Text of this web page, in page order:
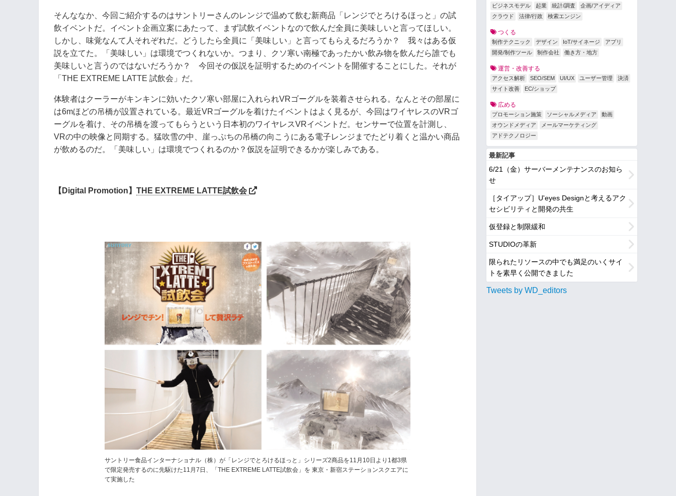
そんななか、今回ご紹介するのはサントリーさんのレンジで温めて飲む新商品「レンジでとろけるほっと」の試
飲イベントだ。イベント企画立案にあたって、まず試飲イベントなので飲んだ全員に美味しいと言ってほしい。
しかし、味覚なんて人それぞれだ。どうしたら全員に「美味しい」と言ってもらえるだろうか？ 我々はある仮
説を立てた。「美味しい」は環境でつくれないか。つまり、クソ寒い南極であったかい飲み物を飲んだら誰でも
美味しいと言うのではないだろうか？ 今回その仮説を証明するためのイベントを開催することにした。それが
「THE EXTREME LATTE 試飲会」だ。
体験者はクーラーがキンキンに効いたクソ寒い部屋に入れられVRゴーグルを装着させられる。なんとその部屋に
は6mほどの吊橋が設置されている。最近VRゴーグルを着けたイベントはよく見るが、今回はワイヤレスのVRゴ
ーグルを着け、その吊橋を渡ってもらうという日本初のワイヤレスVRイベントだ。センサーで位置を計測し、
VRの中の映像と同期する。猛吹雪の中、崖っぷちの吊橋の向こうにある電子レンジまでたどり着くと温かい商品
が飲めるのだ。「美味しい」は環境でつくれるのか？仮説を証明できるかが楽しみである。
【Digital Promotion】 THE EXTREME LATTE試飲会
サントリー食品インターナショナル（株）が「レンジでとろけるほっと」シリーズ2商品を11月10日より1都3県
で限定発売するのに先駆けた11月7日、「THE EXTREME LATTE試飲会」を 東京・新宿ステーションスクエアに
て実施した
ビジネスモデル 起業 統計/調査
企画/アイディア
クラウド
法律/行政 検索エンジン
つくる
制作テクニック デザイン IoT/サイネージ
アプリ
開発/制作ツール
制作会社 働き方・地方
運営・改善する
アクセス解析 SEO/SEM UI/UX ユーザー管理
決済
サイト改善
EC/ショップ
広める
プロモーション施策 ソーシャルメディア
動画
オウンドメディア
メールマーケティング
アドテクノロジー
最新記事
6/21（金）サーバーメンテナンスのお知ら
せ
［タイアップ］U'eyes Designと考えるアク
セシビリティと開発の共生
仮登録と制限緩和
STUDIOの革新
限られたリソースの中でも満足のいくサイ
トを素早く公開できました
Tweets by WD_editors